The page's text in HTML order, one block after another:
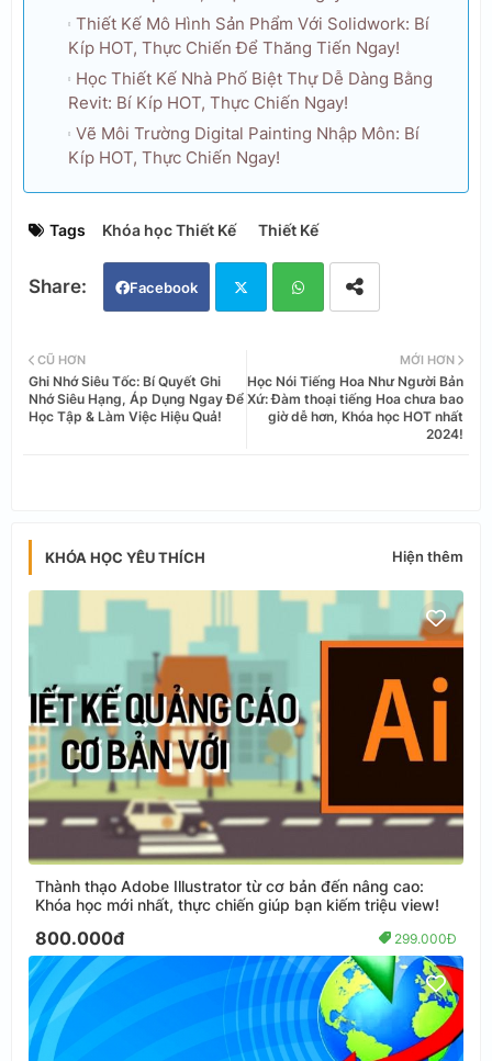
Thiết Kế Mô Hình Sản Phẩm Với Solidwork: Bí
Kíp HOT, Thực Chiến Để Thăng Tiến Ngay!
Học Thiết Kế Nhà Phố Biệt Thự Dễ Dàng Bằng
Revit: Bí Kíp HOT, Thực Chiến Ngay!
Vẽ Môi Trường Digital Painting Nhập Môn: Bí
Kíp HOT, Thực Chiến Ngay!
Tags Khóa học Thiết Kế Thiết Kế
Facebook
tter ats
MỚI HƠN
Học Nói Tiếng Hoa Như Người Bản
Xứ: Đàm thoại tiếng Hoa chưa bao
giờ dễ hơn, Khóa học HOT nhất
2024!
CŨ HƠN
Ghi Nhớ Siêu Tốc: Bí Quyết Ghi
Nhớ Siêu Hạng, Áp Dụng Ngay Để
Học Tập & Làm Việc Hiệu Quả!
KHÓA HỌC YÊU THÍCH Hiện thêm
Thành thạo Adobe Illustrator từ cơ bản đến nâng cao:
Khóa học mới nhất, thực chiến giúp bạn kiếm triệu view!
800.000đ 299.000Đ